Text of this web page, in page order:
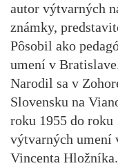
autor výtvarných
známky,
Pôsobil ako
umení v
Narodil sa v
Slovensku na
roku 1955 do roku
výtvarných umení
Vincenta